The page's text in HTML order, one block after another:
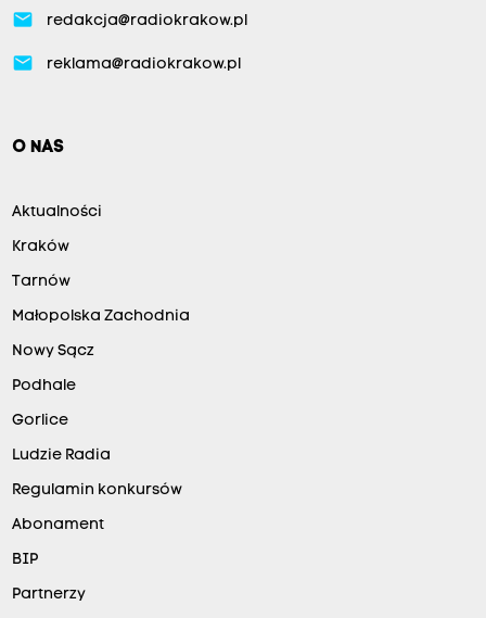
email redakcja@radiokrakow.pl
email reklama@radiokrakow.pl
O NAS
Aktualności
Kraków
Tarnów
Małopolska Zachodnia
Nowy Sącz
Podhale
Gorlice
Ludzie Radia
Regulamin konkursów
Abonament
BIP
Partnerzy